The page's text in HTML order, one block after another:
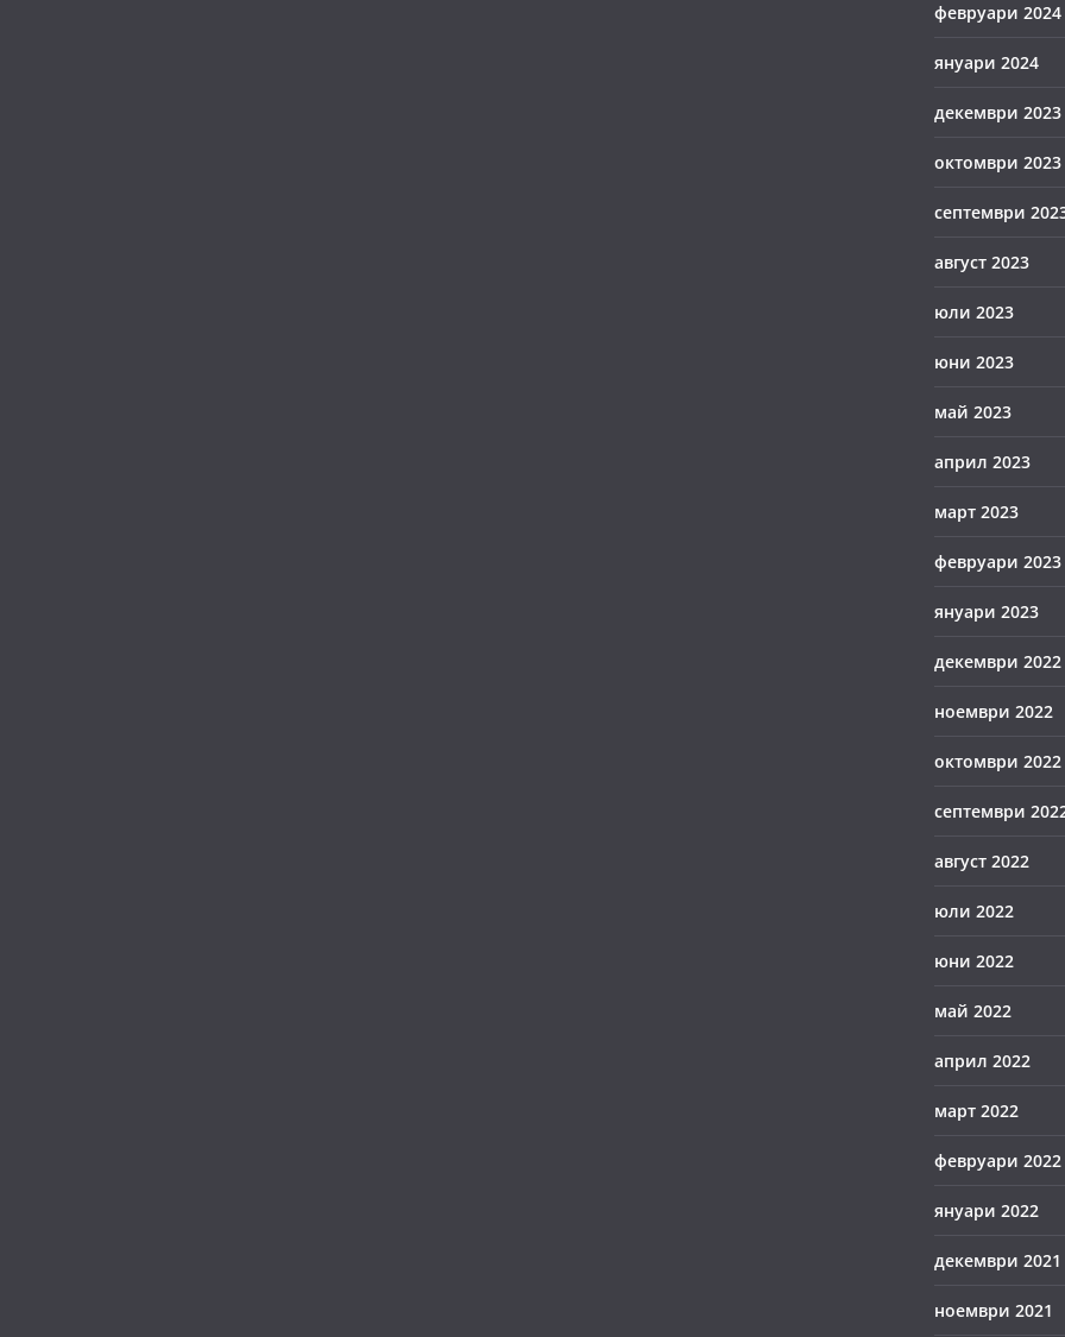
февруари 2024
януари 2024
декември 2023
октомври 2023
септември
август 2023
юли 2023
юни 2023
май 2023
април 2023
март 2023
февруари 2023
януари 2023
декември 2022
ноември 2022
октомври 2022
септември
август 2022
юли 2022
юни 2022
май 2022
април 2022
март 2022
февруари 2022
януари 2022
декември 2021
ноември 2021